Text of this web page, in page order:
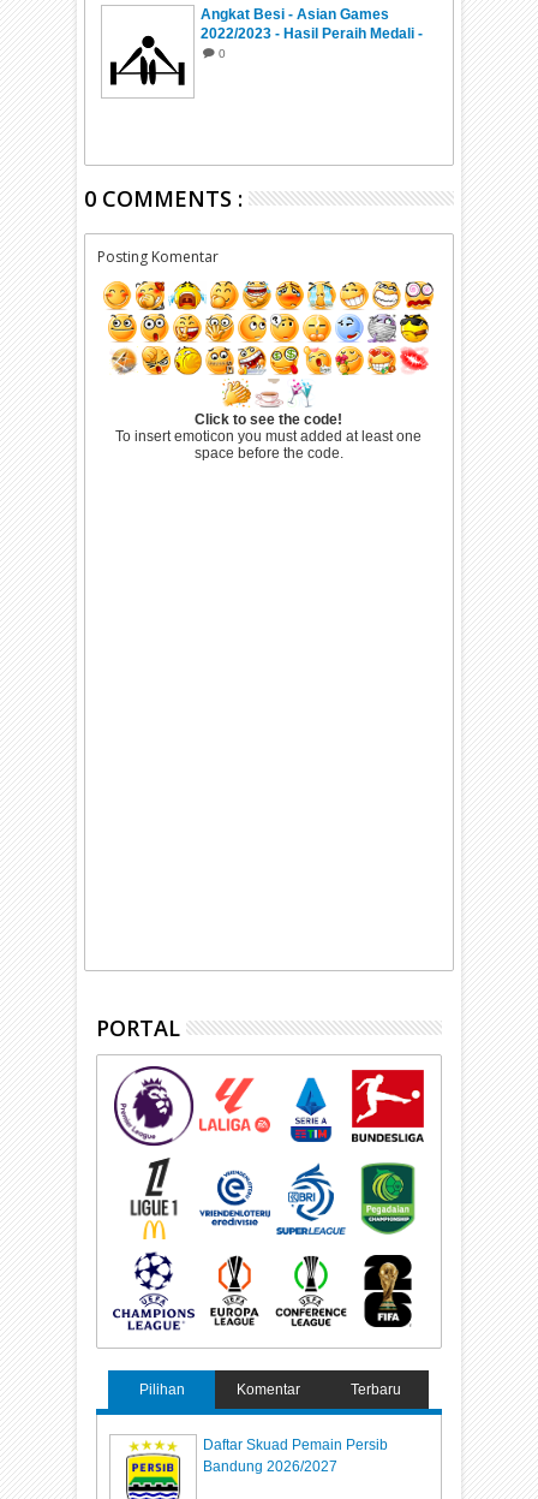
Angkat Besi - Asian Games
2022/2023 - Hasil Peraih Medali -
Jadwal
0
0 COMMENTS :
Posting Komentar
Click to see the code!
To insert emoticon you must added at least one
space before the code.
PORTAL
Pilihan Komentar Terbaru
Daftar Skuad Pemain Persib
Bandung 2026/2027